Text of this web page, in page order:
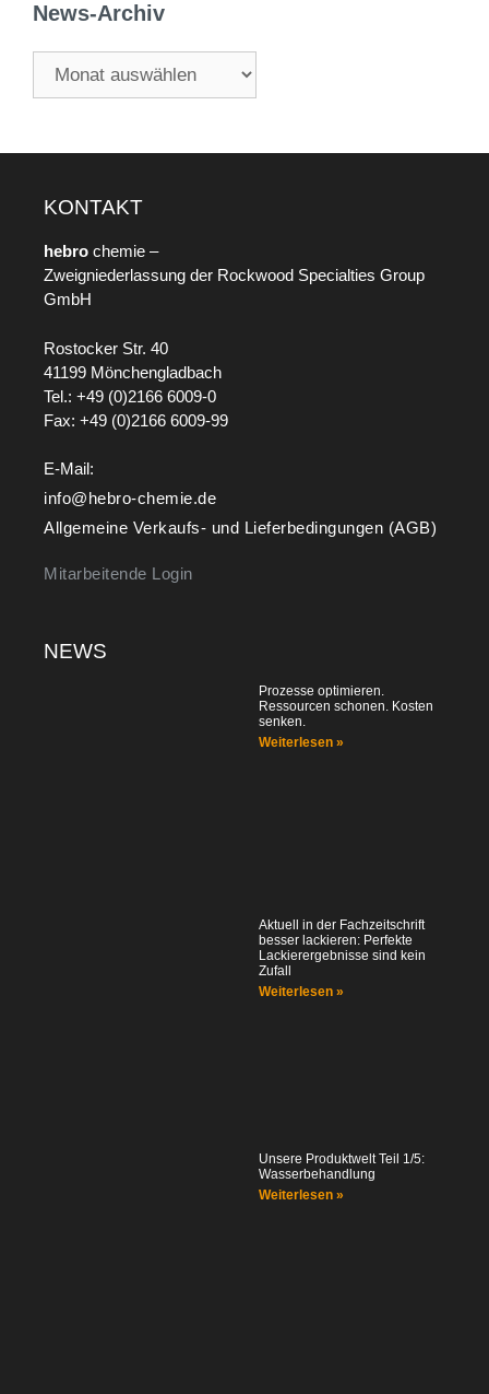
News-Archiv
KONTAKT
hebro chemie –
Zweigniederlassung der Rockwood Specialties Group
GmbH
Rostocker Str. 40
41199 Mönchengladbach
Tel.: +49 (0)2166 6009-0
Fax: +49 (0)2166 6009-99
E-Mail:
info@hebro-chemie.de
Allgemeine Verkaufs- und Lieferbedingungen (AGB)
Mitarbeitende Login
NEWS
Prozesse optimieren.
Ressourcen schonen. Kosten
senken.
Weiterlesen »
Aktuell in der Fachzeitschrift
besser lackieren: Perfekte
Lackierergebnisse sind kein
Zufall
Weiterlesen »
Unsere Produktwelt Teil 1/5:
Wasserbehandlung
Weiterlesen »